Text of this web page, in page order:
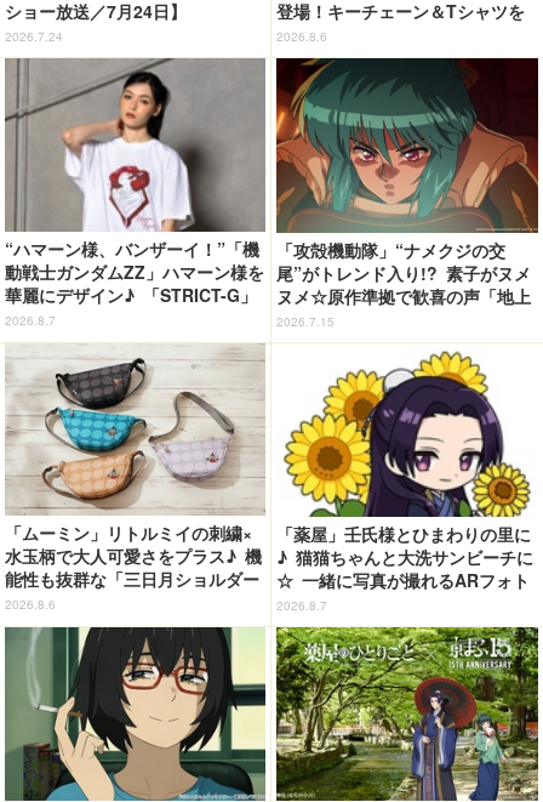
ショー放送／7月24日】
2026.7.24
登場！キーチェーン＆Tシャツを
展開
2026.8.6
“ハマーン様、バンザーイ！”「機
動戦士ガンダムZZ」ハマーン様を
華麗にデザイン♪ 「STRICT-G」
Tシャツなどミニコレクション登
場
2026.8.7
「攻殻機動隊」“ナメクジの交
尾”がトレンド入り!? 素子がヌメ
ヌメ☆原作準拠で歓喜の声「地上
波でギリギリ流せるレベル」「か
なり頑張ったな」「制作陣に感謝
してもしきれない」第2話【ネタ
バレあり反応まとめ】
2026.7.15
「ムーミン」リトルミイの刺繍×
水玉柄で大人可愛さをプラス♪ 機
能性も抜群な「三日月ショルダー
バッグ」が新登場
2026.8.6
「薬屋」壬氏様とひまわりの里に
♪ 猫猫ちゃんと大洗サンビーチに
☆ 一緒に写真が撮れるARフォト
スポット企画「猫猫・壬氏と夏巡
り」開催【茨城県】
2026.8.7